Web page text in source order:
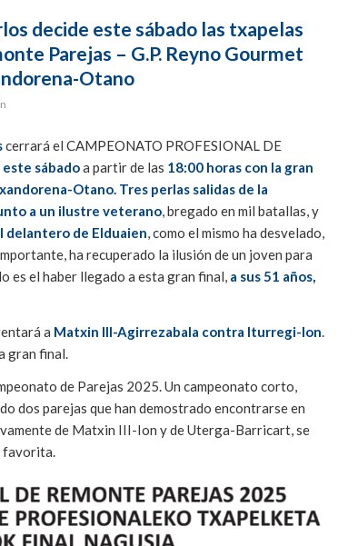
decide este sábado las txapelas
Parejas – G.P. Reyno Gourmet
Otano
cerrará el CAMPEONATO PROFESIONAL DE
este sábadoa partir de las 18:00 horas con la gran
Otano. Tres perlas salidas de la
a un ilustre veterano, bregado en mil batallas, y
delantero de Elduaien, como el mismo ha desvelado,
ha recuperado la ilusión de un joven para
es el haber llegado a esta gran final, a sus 51 años,
a Matxin III-Agirrezabala contra Iturregi-Ion
gran final.
de Parejas 2025. Un campeonato corto,
dos parejas que han demostrado encontrarse en
de Matxin III-Ion y de Uterga-Barricart, se
favorita.